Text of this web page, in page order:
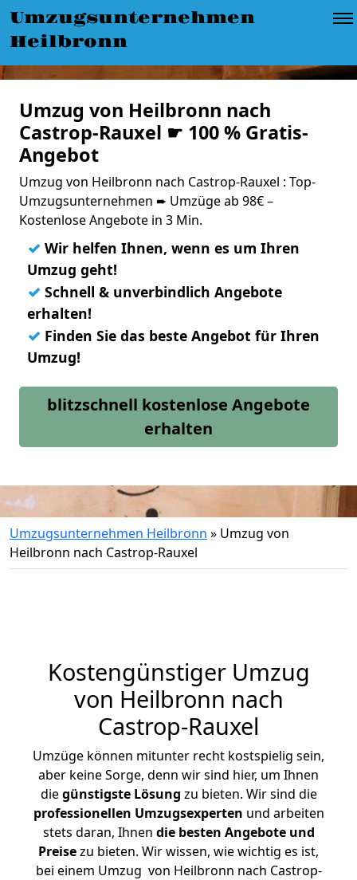
Umzugsunternehmen
Heilbronn
Umzug von Heilbronn nach
Castrop-Rauxel ☛ 100 % Gratis-
Angebot
Umzug von Heilbronn nach Castrop-Rauxel : Top-
Umzugsunternehmen ➨ Umzüge ab 98€ –
Kostenlose Angebote in 3 Min.
✓ Wir helfen Ihnen, wenn es um Ihren
Umzug geht!
✓ Schnell & unverbindlich Angebote
erhalten!
✓ Finden Sie das beste Angebot für Ihren
Umzug!
blitzschnell kostenlose Angebote
erhalten
Umzugsunternehmen Heilbronn » Umzug von
Heilbronn nach Castrop-Rauxel
Kostengünstiger Umzug
von Heilbronn nach
Castrop-Rauxel
Umzüge können mitunter recht kostspielig sein,
aber keine Sorge, denn wir sind hier, um Ihnen
diegünstigste Lösung zu bieten. Wir sind die
professionellen Umzugsexperten und arbeiten
stets daran, Ihnen die besten Angebote und
Preisezu bieten. Wir wissen, wie wichtig es ist,
bei einem Umzug von Heilbronn nach Castrop-